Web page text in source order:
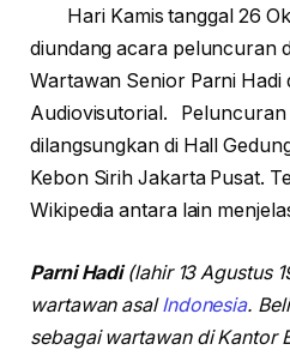
Hari Kamis tanggal 26
diundang acara peluncuran
Wartawan Senior Parni Hadi
Audiovisutorial.
dilangsungkan di Hall
Kebon Sirih Jakarta Pusat.
Wikipedia antara lain
Parni Hadi(lahir 13 Agustus
wartawan asalIndonesia.
sebagai wartawan di Kantor